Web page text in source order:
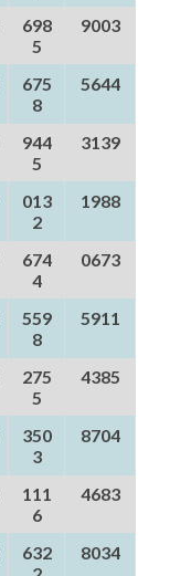
698
5
9003
675
8
5644
944
5
3139
013
2
1988
674
4
0673
559
8
5911
275
5
4385
350
3
8704
111
6
4683
632
8034